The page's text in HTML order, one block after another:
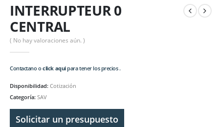
INTERRUPTEUR 0
CENTRAL
( No hay valoraciones aún. )
Contactano oclick aquipara tener los precios .
Disponibilidad: Cotización
Categoría: SAV
Solicitar un presupuesto